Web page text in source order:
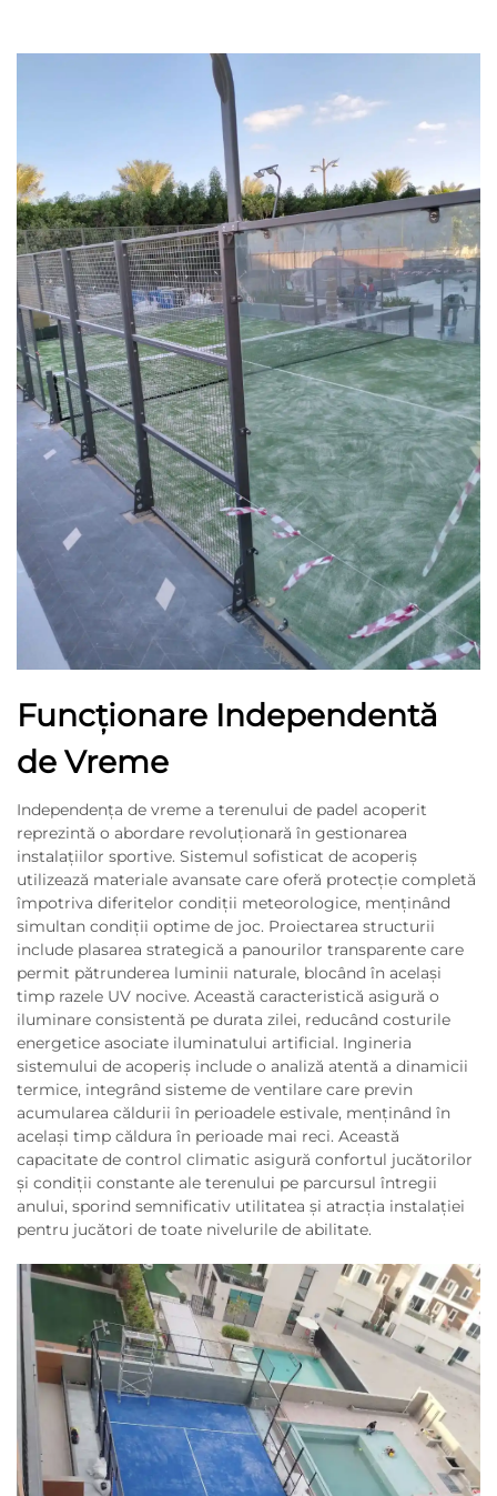
Funcționare Independentă
de Vreme
Independența de vreme a terenului de padel acoperit
reprezintă o abordare revoluționară în gestionarea
instalațiilor sportive. Sistemul sofisticat de acoperiș
utilizează materiale avansate care oferă protecție completă
împotriva diferitelor condiții meteorologice, menținând
simultan condiții optime de joc. Proiectarea structurii
include plasarea strategică a panourilor transparente care
permit pătrunderea luminii naturale, blocând în același
timp razele UV nocive. Această caracteristică asigură o
iluminare consistentă pe durata zilei, reducând costurile
energetice asociate iluminatului artificial. Ingineria
sistemului de acoperiș include o analiză atentă a dinamicii
termice, integrând sisteme de ventilare care previn
acumularea căldurii în perioadele estivale, menținând în
același timp căldura în perioade mai reci. Această
capacitate de control climatic asigură confortul jucătorilor
și condiții constante ale terenului pe parcursul întregii
anului, sporind semnificativ utilitatea și atracția instalației
pentru jucători de toate nivelurile de abilitate.